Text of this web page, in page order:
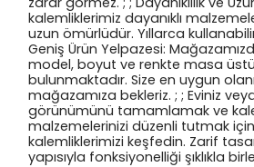
kalemliklerimiz dayanıklı
uzun ömürlüdür. Yıllarca kullanabilir
Geniş Ürün Yelpazesi:
model, boyut ve renkte masa
bulunmaktadır. Size en uygun
mağazamıza bekleriz. ; ; Eviniz
görünümünü tamamlamak ve
malzemelerinizi düzenli tutmak
kalemliklerimizi keşfedin. Zarif
yapısıyla fonksiyonelliği şıklıkla